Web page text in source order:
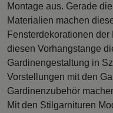
Montage aus. Gerade
Materialien machen
Fensterdekorationen
diesen Vorhangstange
Gardinengestaltung in
Vorstellungen mit den
Gardinenzubehör
Mit den Stilgarnituren